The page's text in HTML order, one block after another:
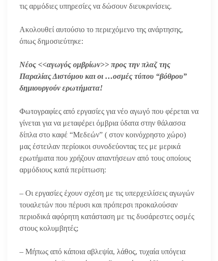
τις αρμόδιες υπηρεσίες να δώσουν διευκρινίσεις.
Ακολουθεί αυτούσιο το περιεχόμενο της ανάρτησης,
όπως δημοσιεύτηκε:
Νέος <<αγωγός ομβρίων>> προς την πλαζ της
Παραλίας Διστόμου και οι …οσμές τύπου “βόθρου”
δημιουργούν ερωτήματα!
Φωτογραφίες από εργασίες για νέο αγωγό που φέρεται να
γίνεται για να μεταφέρει όμβρια ύδατα στην θάλασσα
δίπλα στο καφέ “Μεδεών” ( στον κοινόχρηστο χώρο)
μας έστειλαν περίοικοι συνοδεύοντας τες με μερικά
ερωτήματα που χρήζουν απαντήσεων από τους οποίους
αρμόδιους κατά περίπτωση:
– Οι εργασίες έχουν σχέση με τις υπερχειλίσεις αγωγών
τουαλετών που πέρυσι και πρόπερσι προκαλούσαν
περιοδικά αφόρητη κατάσταση με τις δυσάρεστες οσμές
στους κολυμβητές;
– Μήπως από κάποια αβλεψία, λάθος, τυχαία υπόγεια